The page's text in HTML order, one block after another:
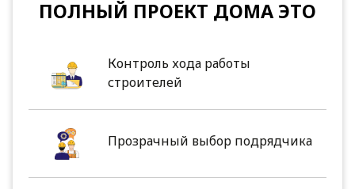
ПОЛНЫЙ ПРОЕКТ ДОМА ЭТО
Контроль хода работы
строителей
Прозрачный выбор подрядчика